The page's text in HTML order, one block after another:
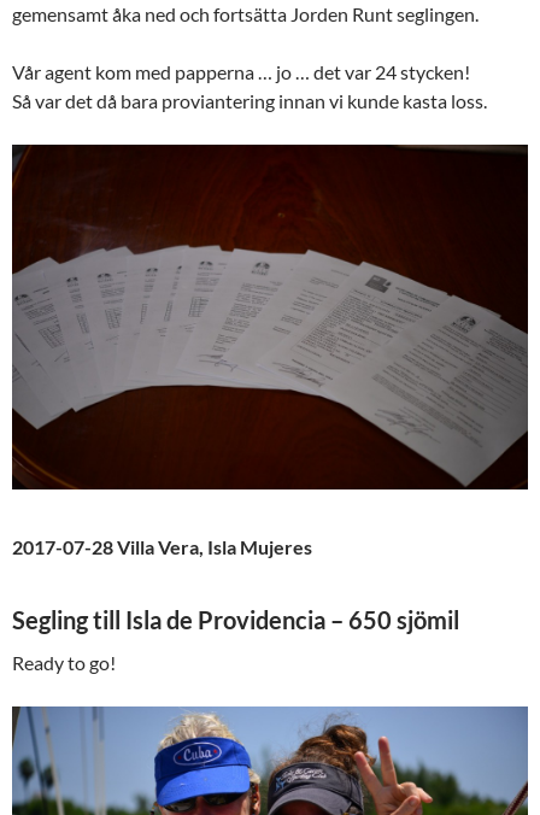
gemensamt åka ned och fortsätta Jorden Runt seglingen.
Vår agent kom med papperna … jo … det var 24 stycken!
Så var det då bara proviantering innan vi kunde kasta loss.
2017-07-28 Villa Vera, Isla Mujeres
Segling till Isla de Providencia – 650 sjömil
Ready to go!